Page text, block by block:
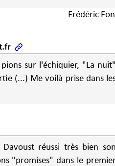
Frédéric
sur l'échiquier, "La
(...) Me voilà prise dans
réussi très bien
"promises" dans le